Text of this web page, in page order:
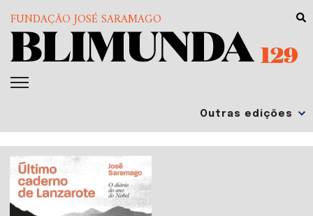
FUNDAÇÃO JOSÉ SARAMAGO
129